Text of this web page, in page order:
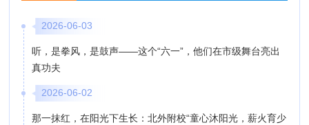
2026-06-03
听，是拳风，是鼓声——这个“六一”，他们在市级舞台亮出
真功夫
2026-06-02
那一抹红，在阳光下生长：北外附校“童心沐阳光，薪火育少